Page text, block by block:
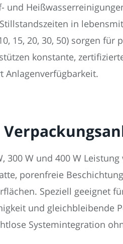
und
in
15, 20, 30, 50) sorgen
konstante,
Anlagenverfügbarkeit.
300 W und 400 W
porenfreie
Speziell geeignet
und gleichbleibende
Systemintegration